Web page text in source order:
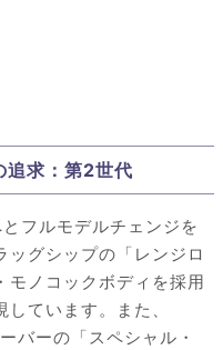
追求：第2世代
フルモデルチェンジを
グシップの「レンジロ
モノコックボディを採用
ています。また、
バーの「スペシャル・